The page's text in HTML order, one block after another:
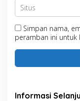
Simpan nama,
peramban ini untuk
Informasi